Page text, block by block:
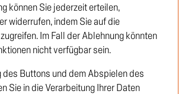
zu sehen, müssen Sie sich
Kunde werden
Neukunde
können Sie jederzeit erteilen,
widerrufen, indem Sie auf die
Im Fall der Ablehnung könnten
nicht verfügbar sein.
des Buttons und dem Abspielen des
Sie in die Verarbeitung Ihrer Daten